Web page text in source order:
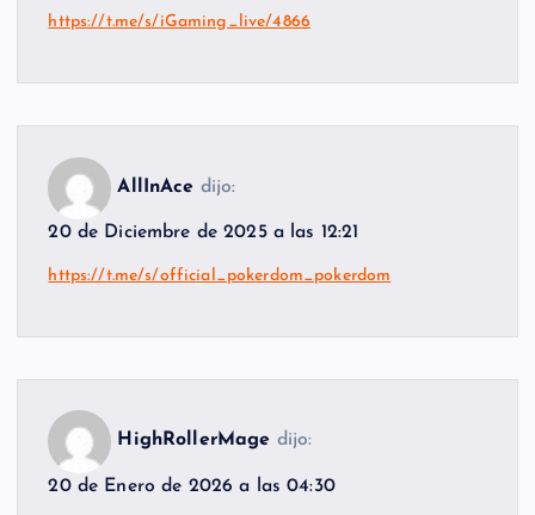
https://t.me/s/iGaming_live/4866
AllInAce dijo:
20 de Diciembre de 2025 a las 12:21
https://t.me/s/official_pokerdom_pokerdom
HighRollerMage dijo:
20 de Enero de 2026 a las 04:30